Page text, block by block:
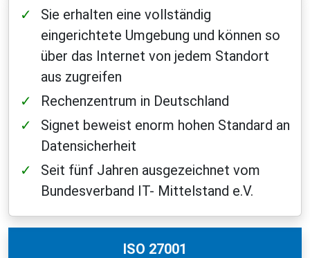
Sie erhalten eine vollständig
eingerichtete Umgebung und können so
über das Internet von jedem Standort
aus zugreifen
Rechenzentrum in Deutschland
Signet beweist enorm hohen Standard an
Datensicherheit
Seit fünf Jahren ausgezeichnet vom
Bundesverband IT- Mittelstand e.V.
ISO 27001